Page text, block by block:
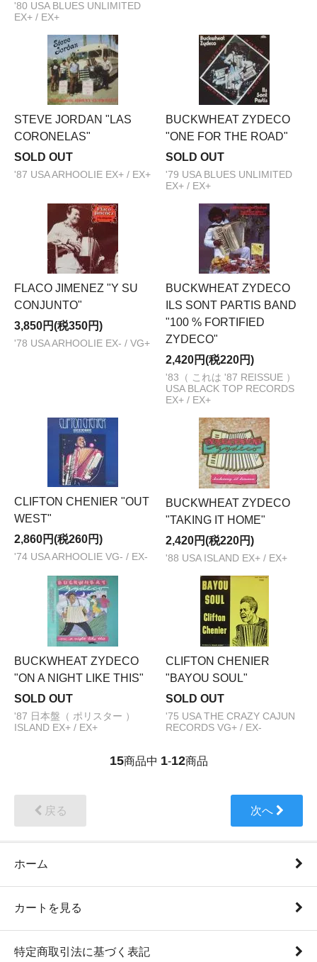
'80 USA BLUES UNLIMITED
EX+ / EX+
STEVE JORDAN "LAS
CORONELAS"
SOLD OUT
'87 USA ARHOOLIE EX+ / EX+
BUCKWHEAT ZYDECO
"ONE FOR THE ROAD"
SOLD OUT
'79 USA BLUES UNLIMITED
EX+ / EX+
FLACO JIMENEZ "Y SU
CONJUNTO"
3,850円(税350円)
'78 USA ARHOOLIE EX- / VG+
BUCKWHEAT ZYDECO
ILS SONT PARTIS BAND
"100 % FORTIFIED
ZYDECO"
2,420円(税220円)
'83（ これは '87 REISSUE ）
USA BLACK TOP RECORDS
EX+ / EX+
CLIFTON CHENIER "OUT
WEST"
2,860円(税260円)
'74 USA ARHOOLIE VG- / EX-
BUCKWHEAT ZYDECO
"TAKING IT HOME"
2,420円(税220円)
'88 USA ISLAND EX+ / EX+
BUCKWHEAT ZYDECO
"ON A NIGHT LIKE THIS"
SOLD OUT
'87 日本盤（ ポリスター ）
ISLAND EX+ / EX+
CLIFTON CHENIER
"BAYOU SOUL"
SOLD OUT
'75 USA THE CRAZY CAJUN
RECORDS VG+ / EX-
15商品中 1-12商品
戻る 次へ
ホーム
カートを見る
特定商取引法に基づく表記